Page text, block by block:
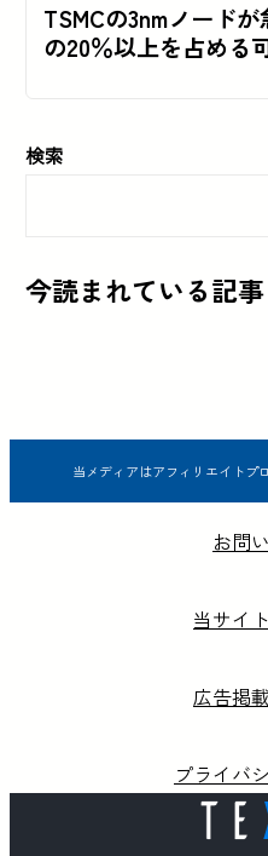
TSMCの3nmノード
の20％以上を占める
検索
今読まれている記事
当メディアはアフィリエイトプ
お問
当サイ
広告掲
プライバ